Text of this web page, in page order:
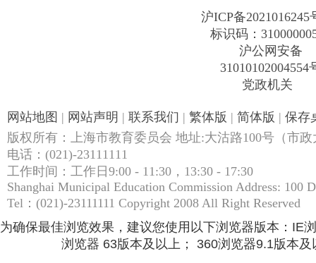
沪ICP备2021016245
标识码：
沪公网安备
31010102004554
党政机关
网站地图 | 网站声明 | 联系我们 | 繁体版 | 简体版 | 保存
版权所有：上海市教育委员会 地址:大沽路100号（市
电话：(021)-23111111
工作时间：工作日9:00 - 11:30，13:30 - 17:30
Shanghai Municipal Education Commission Address: 100
Tel：(021)-23111111 Copyright 2008 All Right Reserved
为确保最佳浏览效果，建议您使用以下浏览器版本：IE
浏览器 63版本及以上； 360浏览器9.1版本